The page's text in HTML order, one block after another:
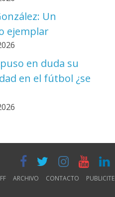
Un
ejemplar
en duda su
en el fútbol ¿se
ARCHIVO CONTACTO PUBLICITE